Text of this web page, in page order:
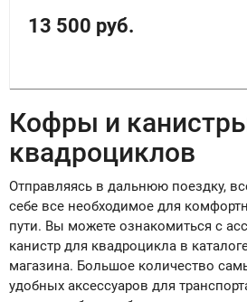
13 500 руб.
Кофры и
квадроциклов
Отправляясь в дальнюю поездку,
себе все необходимое для
пути. Вы можете ознакомиться с
канистр для квадроцикла в
магазина. Большое количество
удобных аксессуаров для